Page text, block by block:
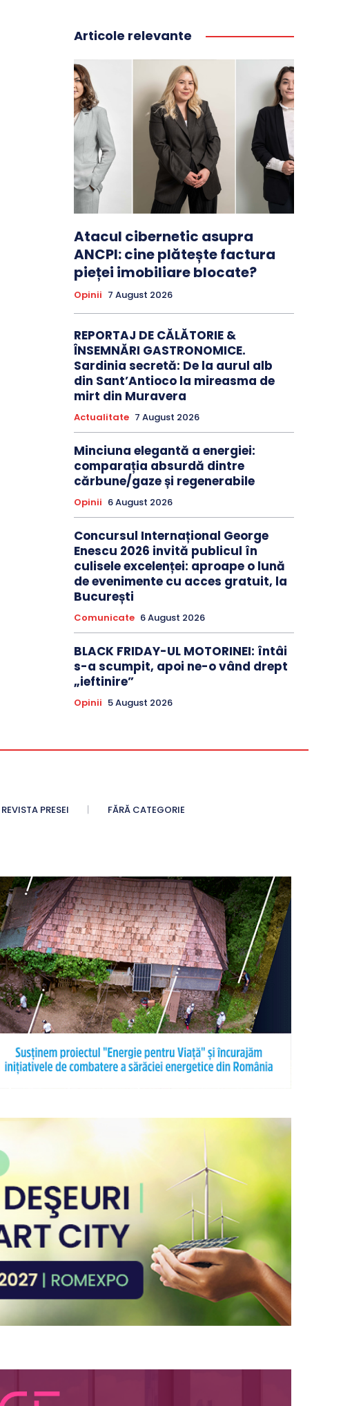
Articole relevante
Atacul cibernetic asupra
ANCPI: cine plătește factura
pieței imobiliare blocate?
Opinii 7 August 2026
REPORTAJ DE CĂLĂTORIE &
ÎNSEMNĂRI GASTRONOMICE.
Sardinia secretă: De la aurul alb
din Sant’Antioco la mireasma de
mirt din Muravera
Actualitate 7 August 2026
Minciuna elegantă a energiei:
comparația absurdă dintre
cărbune/gaze și regenerabile
Opinii 6 August 2026
Concursul Internațional George
Enescu 2026 invită publicul în
culisele excelenței: aproape o lună
de evenimente cu acces gratuit, la
București
Comunicate 6 August 2026
BLACK FRIDAY-UL MOTORINEI: întâi
s-a scumpit, apoi ne-o vând drept
„ieftinire”
Opinii 5 August 2026
REVISTA PRESEI FĂRĂ CATEGORIE